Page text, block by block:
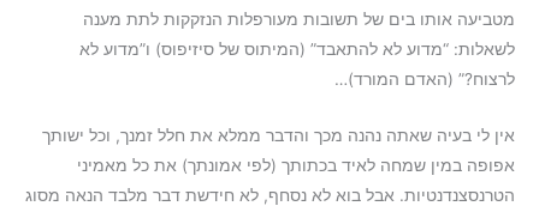
מטביעה אותו בים של תשובות מעורפלות הנזקקות לתת מענה
לשאלות: “מדוע לא להתאבד” (המיתוס של סיזיפוס) ו”מדוע לא
לרצוח?” (האדם המורד)…
אין לי בעיה שאתה נהנה מכך והדבר ממלא את חלל זמנך, וכל ישותך
אפופה במין שמחה לאיד בכתותך (לפי אמונתך) את כל מאמיני
הטרנסצנדנטיות. אבל בוא לא נסחף, לא חידשת דבר מלבד הנאה מסוג